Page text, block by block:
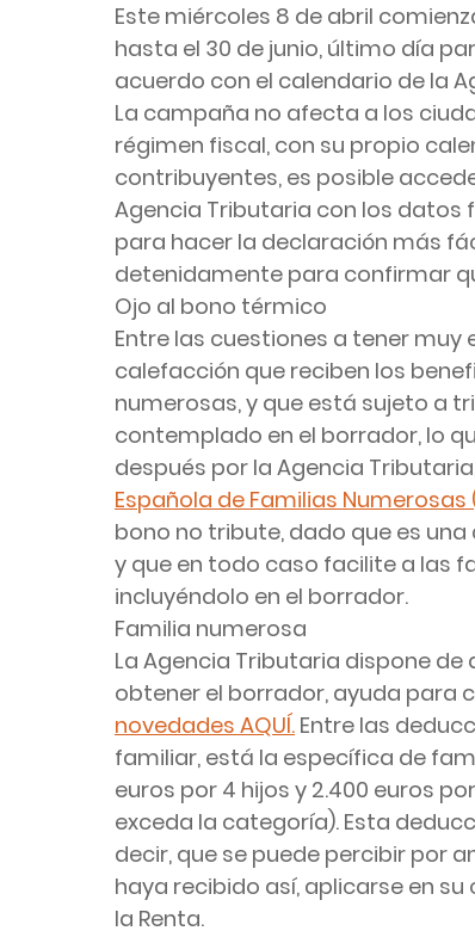
Este miércoles 8 de abril
hasta el 30 de junio, último día
acuerdo con el calendario de la
La campaña no afecta a los
régimen fiscal, con su propio
contribuyentes, es posible
Agencia Tributaria con los datos
para hacer la declaración más
detenidamente para confirmar
Ojo al bono térmico
Entre las cuestiones a tener muy
calefacción que reciben los
numerosas, y que está sujeto a
contemplado en el borrador, lo
después por la Agencia
Española de Familias Numerosas
bono no tribute, dado que es
y que en todo caso facilite a las
incluyéndolo en el borrador.
Familia numerosa
La Agencia Tributaria dispone
obtener el borrador, ayuda para
novedades AQUÍ. Entre las
familiar, está la específica de
euros por 4 hijos y 2.400 euros
exceda la categoría). Esta
decir, que se puede percibir por
haya recibido así, aplicarse en
la Renta.